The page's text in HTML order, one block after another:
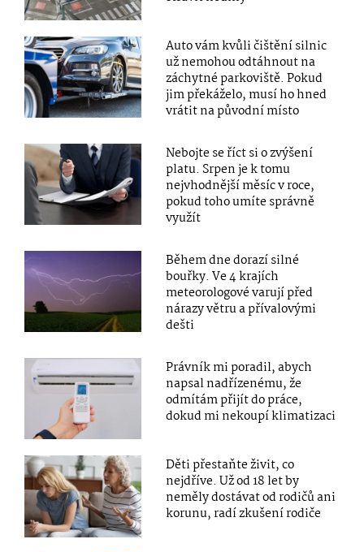
Auto vám kvůli čištění silnic
už nemohou odtáhnout na
záchytné parkoviště. Pokud
jim překáželo, musí ho hned
vrátit na původní místo
Nebojte se říct si o zvýšení
platu. Srpen je k tomu
nejvhodnější měsíc v roce,
pokud toho umíte správně
využít
Během dne dorazí silné
bouřky. Ve 4 krajích
meteorologové varují před
nárazy větru a přívalovými
dešti
Právník mi poradil, abych
napsal nadřízenému, že
odmítám přijít do práce,
dokud mi nekoupí klimatizaci
Děti přestaňte živit, co
nejdříve. Už od 18 let by
neměly dostávat od rodičů ani
korunu, radí zkušení rodiče